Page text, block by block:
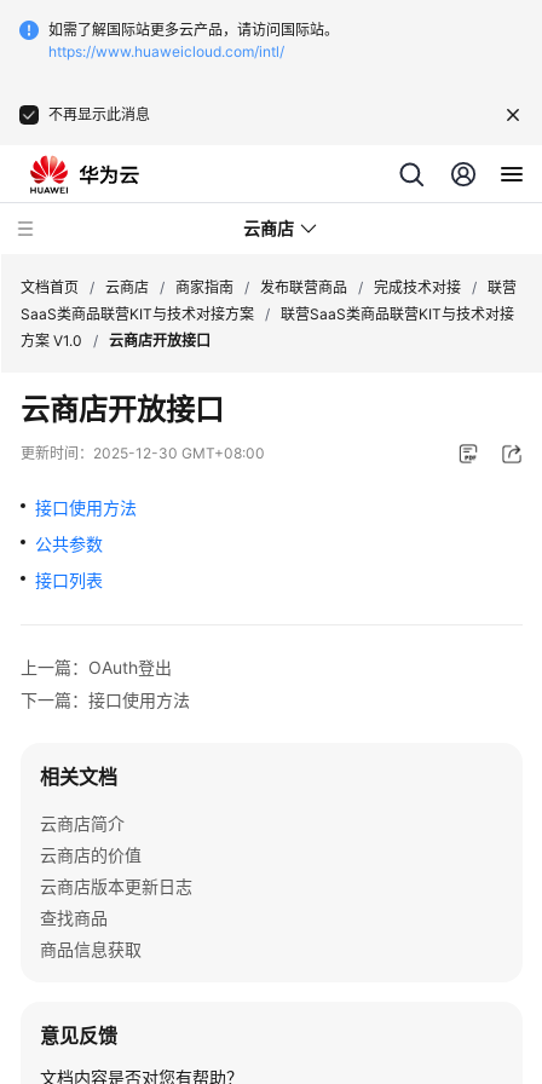
如需了解国际站更多云产品，请访问国际站。
https://www.huaweicloud.com/intl/
不再显示此消息
云商店
店
介
户
指
商
家
指
什
么
要
入
云
入
文档首页 / 云商店 / 商家指南 / 发布联营商品 / 完成技术对接 / 联营
SaaS类商品联营KIT与技术对接方案 / 联营SaaS类商品联营KIT与技术对接
方案 V1.0
/ 云商店开放接口
云商店开放接口
更新时间： 2025-12-30 GMT+08:00
接口使用方法
公共参数
接口列表
上一篇：OAuth登出
下一篇：接口使用方法
相关文档
云商店简介
云商店的价值
云商店版本更新日志
查找商品
商品信息获取
意见反馈
文档内容是否对您有帮助？